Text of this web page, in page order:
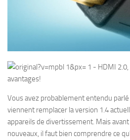
Vous avez probablement entendu
viennent remplacer la version 1.4
appareils de divertissement. Mais
nouveaux, il faut bien comprendre ce